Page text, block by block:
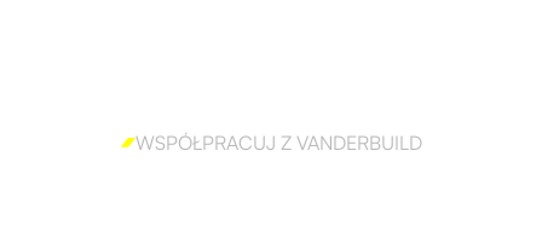
WSPÓŁPRACUJ Z VANDERBUILD